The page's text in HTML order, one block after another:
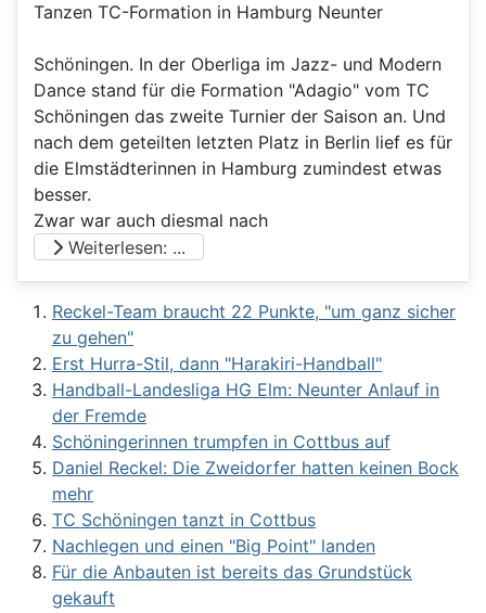
Tanzen TC-Formation in Hamburg Neunter
Schöningen. In der Oberliga im Jazz- und Modern
Dance stand für die Formation "Adagio" vom TC
Schöningen das zweite Turnier der Saison an. Und
nach dem geteilten letzten Platz in Berlin lief es für
die Elmstädterinnen in Hamburg zumindest etwas
besser.
Zwar war auch diesmal nach
Weiterlesen: ...
Reckel-Team braucht 22 Punkte, "um ganz sicher
zu gehen"
Erst Hurra-Stil, dann "Harakiri-Handball"
Handball-Landesliga HG Elm: Neunter Anlauf in
der Fremde
Schöningerinnen trumpfen in Cottbus auf
Daniel Reckel: Die Zweidorfer hatten keinen Bock
mehr
TC Schöningen tanzt in Cottbus
Nachlegen und einen "Big Point" landen
Für die Anbauten ist bereits das Grundstück
gekauft